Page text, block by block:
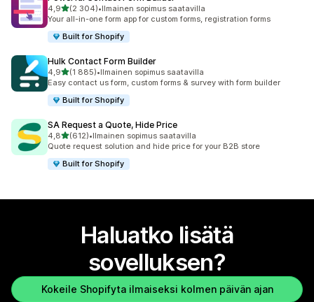
4,9/ 5 tähteä
(2 304)
2304 arvostelua yhteensä
•Ilmainen sopimus saatavilla
Your all-in-one form app for custom forms, registration forms
Built for Shopify
Hulk Contact Form Builder
4,9/ 5 tähteä
(1 885)
1885 arvostelua yhteensä
•Ilmainen sopimus saatavilla
Easy contact us form, custom forms & survey with form builder
Built for Shopify
SA Request a Quote, Hide Price
4,8/ 5 tähteä
(612)
612 arvostelua yhteensä
•Ilmainen sopimus saatavilla
Quote request solution and hide price for your B2B store
Built for Shopify
Haluatko lisätä
sovelluksen?
Kokeile Shopifyta ilmaiseksi kolmen päivän ajan